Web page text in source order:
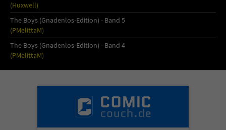
(Huxwell)
The Boys (Gnadenlos-Edition) - Band 5
(PMelittaM)
The Boys (Gnadenlos-Edition) - Band 4
(PMelittaM)
Laufzeit Session
Zweck
Kommunikation der Webseite mit dem